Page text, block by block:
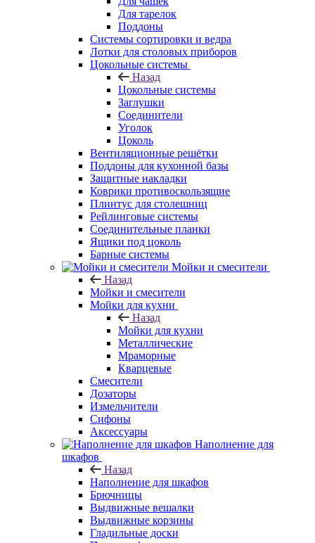
Для тарелок
Поддоны
Системы сортировки и ведра
Лотки для столовых приборов
Цокольные системы
Назад
Цокольные системы
Заглушки
Соединители
Уголок
Цоколь
Вентиляционные решётки
Поддоны для кухонной базы
Защитные накладки
Коврики противоскользящие
Плинтус для столешниц
Рейлинговые системы
Соединительные планки
Ящики под цоколь
Барные системы
Мойки и смесители
Назад
Мойки и смесители
Мойки для кухни
Назад
Мойки для кухни
Металлические
Мраморные
Кварцевые
Смесители
Дозаторы
Измельчители
Сифоны
Аксессуары
Наполнение для
шкафов
Назад
Наполнение для шкафов
Брючницы
Выдвижные вешалки
Выдвижные корзины
Гладильные доски